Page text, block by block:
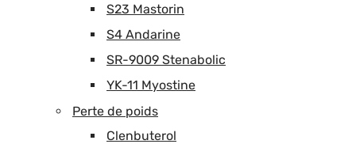
S23 Mastorin
S4 Andarine
SR-9009 Stenabolic
YK-11 Myostine
Perte de poids
Clenbuterol